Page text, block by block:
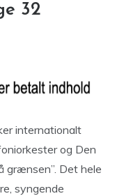
32
internationalt
og Den
grænsen”. Det hele
syngende